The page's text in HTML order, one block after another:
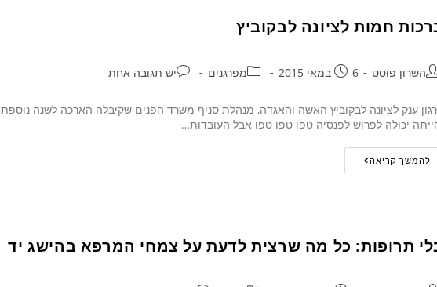
חמות לציונה לבקוביץ
השרון פוסט 6 במאי 2015 מפרגנים יש תגובה אחת
יכולה לפרוש לפנסיה טפו טפו טפו אבל העובדות…
להמשך קריאה
תרופות: כל מה שרצית לדעת על צמחי המרפא בהישג יד